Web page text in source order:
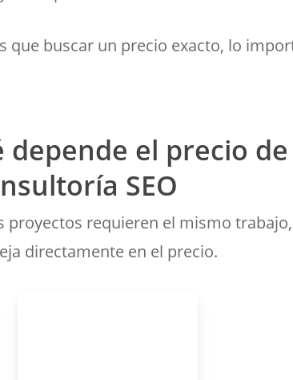
que buscar un precio exacto, lo
depende el precio de
SEO
proyectos requieren el mismo trabajo,
directamente en el precio.